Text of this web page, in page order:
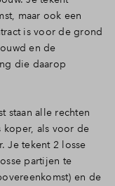
maar ook een
is voor de grond
en de
die daarop
staan alle rechten
als voor de
Je tekent 2 losse
partijen te
en de